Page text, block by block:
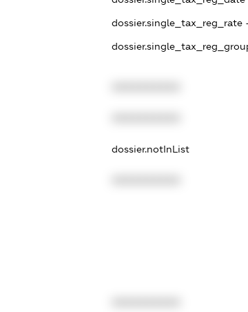
dossier.single_tax_reg_rate
dossier.notInList